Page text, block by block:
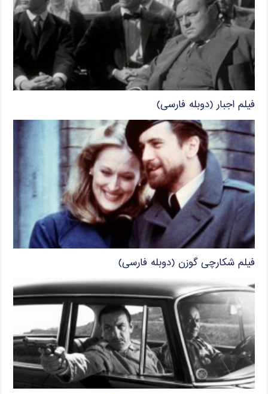
فیلم اجبار (دوبله فارسی)
فیلم شکارچی گوزن (دوبله فارسی)